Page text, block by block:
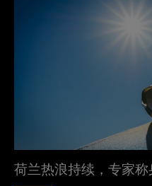
荷兰热浪持续，专家